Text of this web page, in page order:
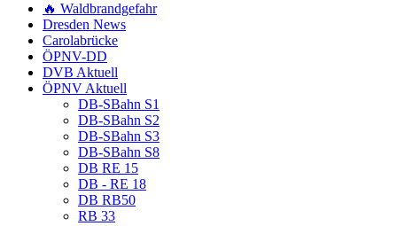
🔥 Waldbrandgefahr
Dresden News
Carolabrücke
ÖPNV-DD
DVB Aktuell
ÖPNV Aktuell
DB-SBahn S1
DB-SBahn S2
DB-SBahn S3
DB-SBahn S8
DB RE 15
DB - RE 18
DB RB50
RB 33